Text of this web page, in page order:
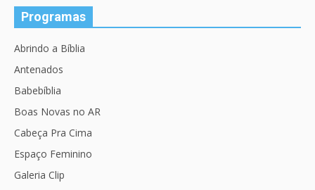
Programas
Abrindo a Bíblia
Antenados
Babebíblia
Boas Novas no AR
Cabeça Pra Cima
Espaço Feminino
Galeria Clip